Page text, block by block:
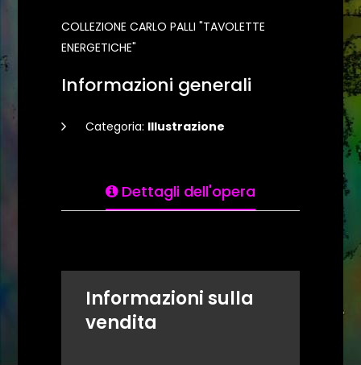
COLLEZIONE CARLO PALLI "TAVOLETTE
ENERGETICHE"
Informazioni generali
Categoria: Illustrazione
Dettagli dell'opera
Informazioni sulla
vendita